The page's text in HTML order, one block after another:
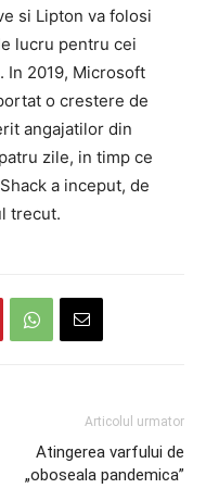
si Lipton va folosi
lucru pentru cei
In 2019, Microsoft
o crestere de
angajatilor din
zile, in timp ce
a inceput, de
trecut.
Articolul urmator
Atingerea varfului de
„oboseala pandemica”